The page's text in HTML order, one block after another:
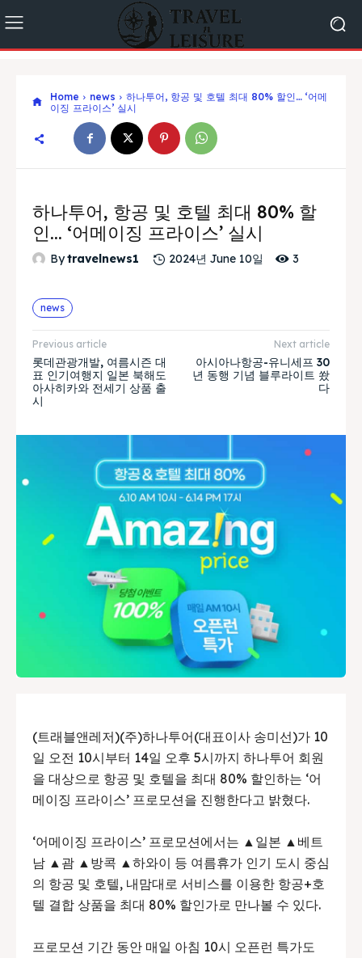
Home news
하나투어, 항공 및 호텔 최대 80% 할인… ‘어메
이징 프라이스’ 실시
하나투어, 항공 및 호텔 최대 80% 할
인… ‘어메이징 프라이스’ 실시
Bytravelnews1 2024년 June 10일 3
news
Previous article
롯데관광개발, 여름시즌 대
표 인기여행지 일본 북해도
아사히카와 전세기 상품 출
시
Next article
아시아나항공-유니세프 30
년 동행 기념 블루라이트 쐈
다
(트래블앤레저)(주)하나투어(대표이사 송미선)가 10
일 오전 10시부터 14일 오후 5시까지 하나투어 회원
을 대상으로 항공 및 호텔을 최대 80% 할인하는 ‘어
메이징 프라이스’ 프로모션을 진행한다고 밝혔다.
‘어메이징 프라이스’ 프로모션에서는 ▲일본 ▲베트
남 ▲괌 ▲방콕 ▲하와이 등 여름휴가 인기 도시 중심
의 항공 및 호텔, 내맘대로 서비스를 이용한 항공+호
텔 결합 상품을 최대 80% 할인가로 만나볼 수 있다.
프로모션 기간 동안 매일 아침 10시 오픈런 특가도